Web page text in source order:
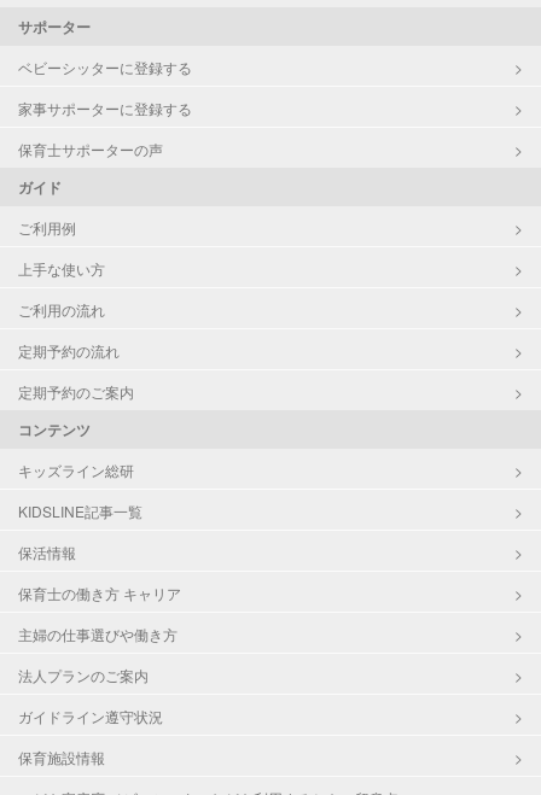
サポーター
ベビーシッターに登録する
家事サポーターに登録する
保育士サポーターの声
ガイド
ご利用例
上手な使い方
ご利用の流れ
定期予約の流れ
定期予約のご案内
コンテンツ
キッズライン総研
KIDSLINE記事一覧
保活情報
保育士の働き方 キャリア
主婦の仕事選びや働き方
法人プランのご案内
ガイドライン遵守状況
保育施設情報